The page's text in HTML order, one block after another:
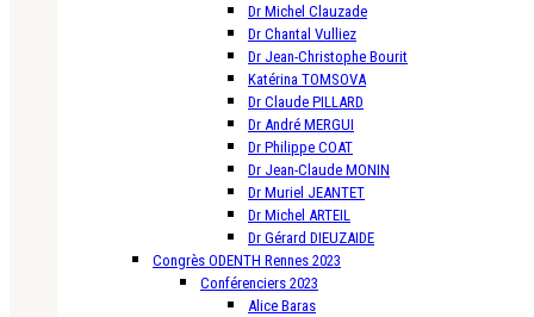
Dr Michel Clauzade
Dr Chantal Vulliez
Dr Jean-Christophe Bourit
Katérina TOMSOVA
Dr Claude PILLARD
Dr André MERGUI
Dr Philippe COAT
Dr Jean-Claude MONIN
Dr Muriel JEANTET
Dr Michel ARTEIL
Dr Gérard DIEUZAIDE
Congrès ODENTH Rennes 2023
Conférenciers 2023
Alice Baras